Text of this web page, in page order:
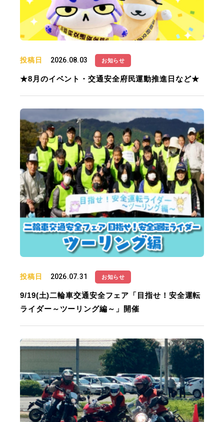
投稿日 2026.08.03 お知らせ
★8月のイベント・交通安全府民運動推進日など★
投稿日 2026.07.31 お知らせ
9/19(土)二輪車交通安全フェア「目指せ！安全運転
ライダー～ツーリング編～」開催